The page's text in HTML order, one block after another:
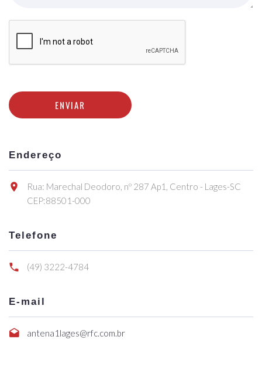
ENVIAR
Endereço
Rua: Marechal Deodoro, nº 287 Ap1, Centro - Lages-SC
CEP:88501-000
Telefone
(49) 3222-4784
E-mail
antena1lages@rfc.com.br